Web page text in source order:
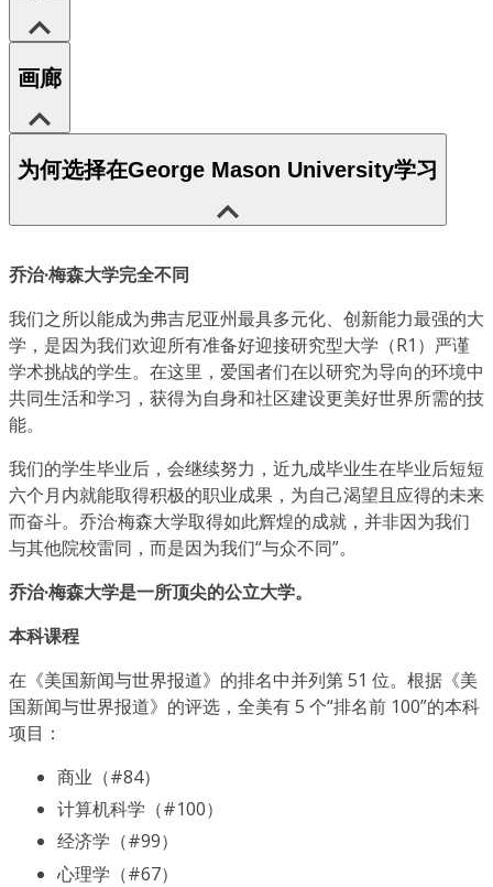
画廊
为何选择在George Mason University学习
乔治·梅森大学完全不同
我们之所以能成为弗吉尼亚州最具多元化、创新能力最强的大
学，是因为我们欢迎所有准备好迎接研究型大学（R1）严谨
学术挑战的学生。在这里，爱国者们在以研究为导向的环境中
共同生活和学习，获得为自身和社区建设更美好世界所需的技
能。
我们的学生毕业后，会继续努力，近九成毕业生在毕业后短短
六个月内就能取得积极的职业成果，为自己渴望且应得的未来
而奋斗。乔治·梅森大学取得如此辉煌的成就，并非因为我们
与其他院校雷同，而是因为我们“与众不同”。
乔治·梅森大学是一所顶尖的公立大学。
本科课程
在《美国新闻与世界报道》的排名中并列第 51 位。根据《美
国新闻与世界报道》的评选，全美有 5 个“排名前 100”的本科
项目：
商业（#84）
计算机科学（#100）
经济学（#99）
心理学（#67）